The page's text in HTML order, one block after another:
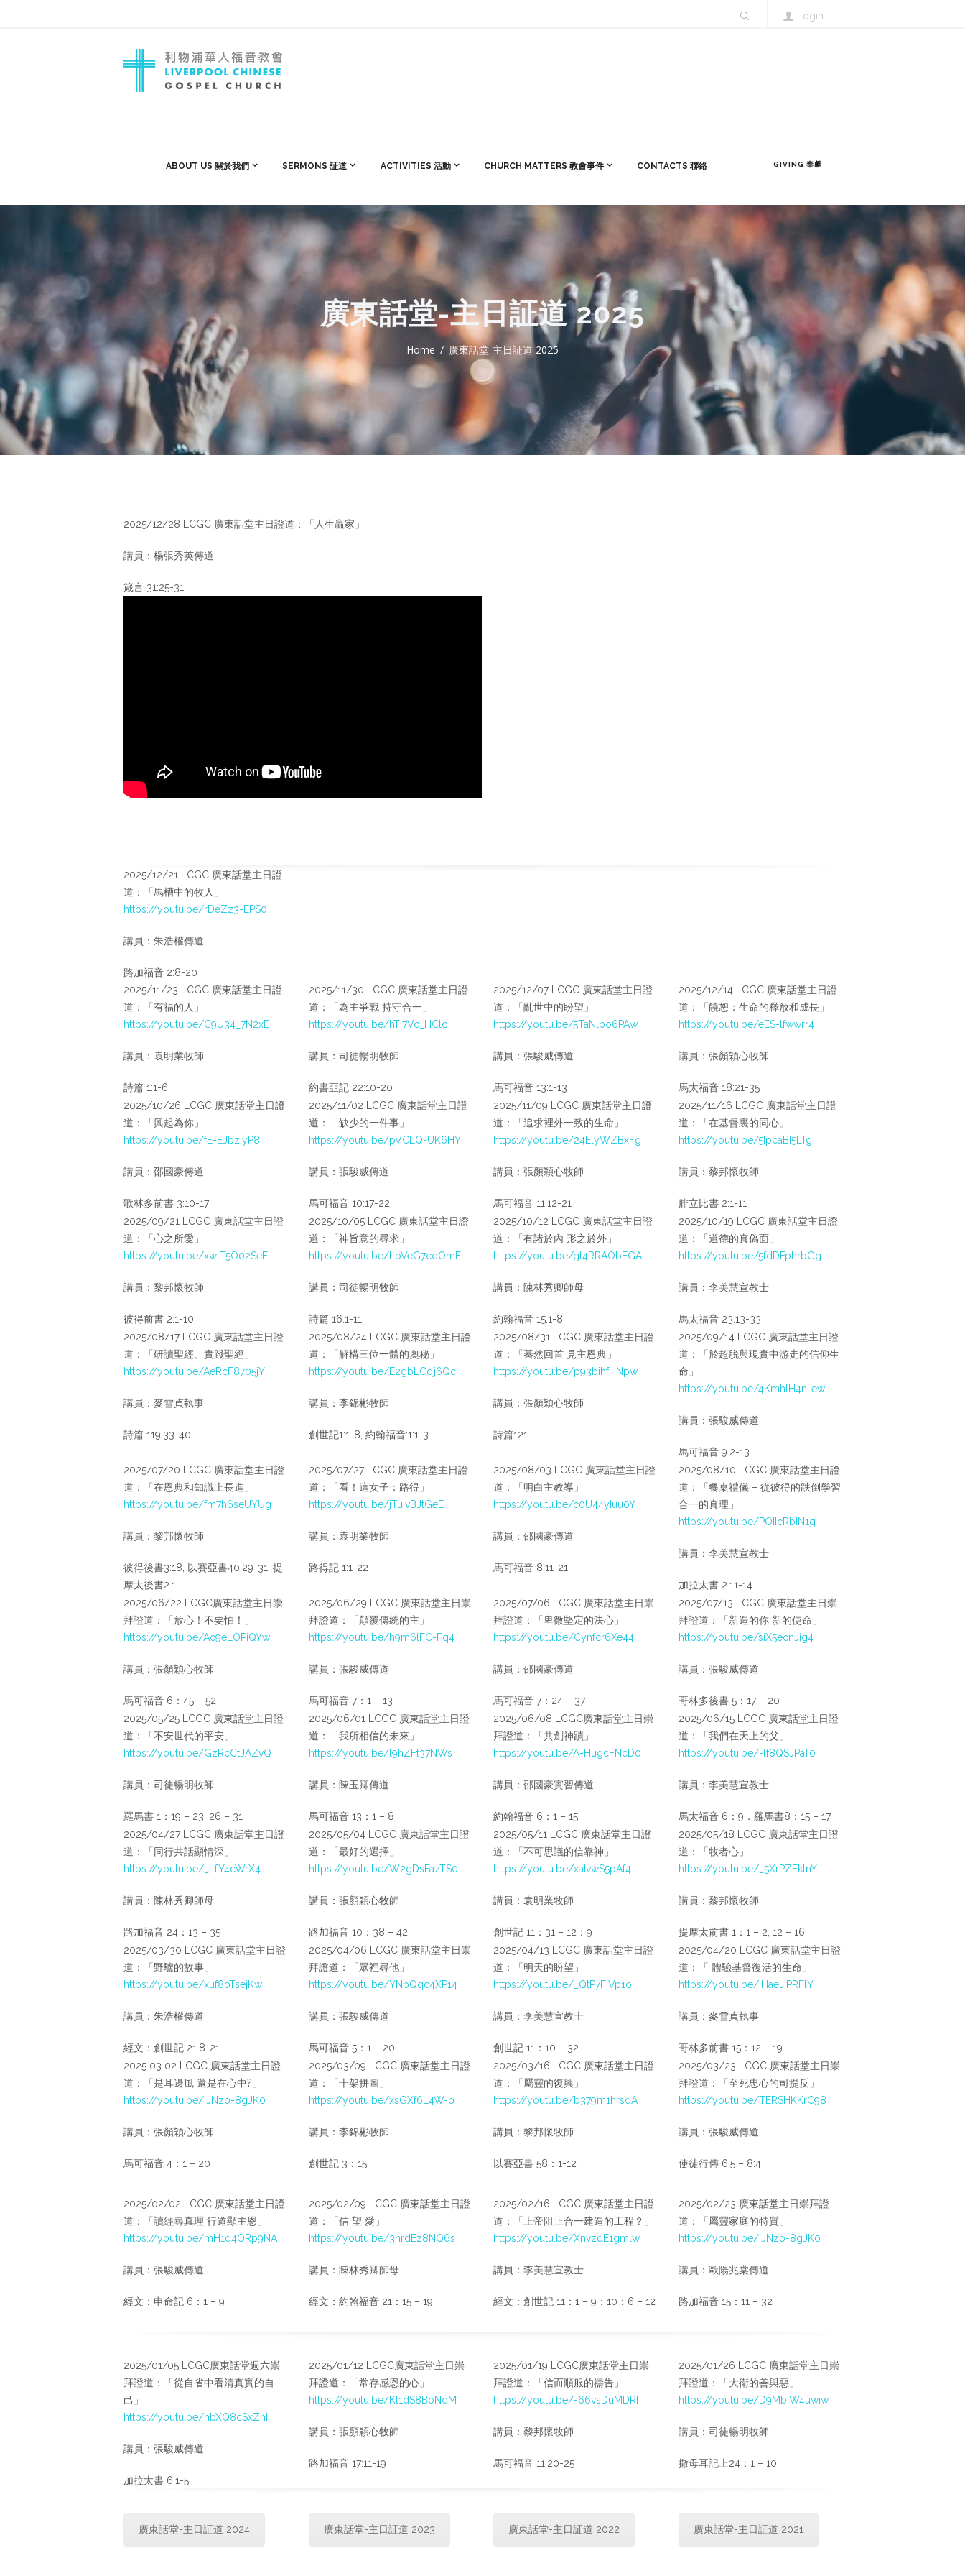
Login
ABOUT US 關於我們 SERMONS 証道 ACTIVITIES 活動 CHURCH MATTERS 教會事件 CONTACTS 聯絡 GIVING 奉獻
廣東話堂-主日証道 2025
Home 廣東話堂-主日証道 2025
2025/12/28 LCGC 廣東話堂主日證道：「人生贏家」
講員：楊張秀英傳道
箴言 31:25-31
2025/12/21 LCGC 廣東話堂主日證
道：「馬槽中的牧人」
https://youtu.be/rDeZz3-EPS0
講員：朱浩權傳道
路加福音 2:8-20
2025/11/23 LCGC 廣東話堂主日證
道：「有福的人」
https://youtu.be/C9U34_7N2xE
講員：袁明業牧師
詩篇 1:1-6
2025/11/30 LCGC 廣東話堂主日證
道：「為主爭戰 持守合一」
https://youtu.be/hTi7Vc_HClc
講員：司徒暢明牧師
約書亞記 22:10-20
2025/12/07 LCGC 廣東話堂主日證
道：「亂世中的盼望」
https://youtu.be/5TaNlbo6PAw
講員：張駿威傳道
馬可福音 13:1-13
2025/12/14 LCGC 廣東話堂主日證
道：「饒恕：生命的釋放和成長」
https://youtu.be/eES-lfwwrr4
講員：張顏穎心牧師
馬太福音 18:21-35
2025/10/26 LCGC 廣東話堂主日證
道：「興起為你」
https://youtu.be/fE-EJbzIyP8
講員：邵國豪傳道
歌林多前書 3:10-17
2025/11/02 LCGC 廣東話堂主日證
道：「缺少的一件事」
https://youtu.be/pVCLQ-UK6HY
講員：張駿威傳道
馬可福音 10:17-22
2025/11/09 LCGC 廣東話堂主日證
道：「追求裡外一致的生命」
https://youtu.be/24ElyWZBxFg
講員：張顏穎心牧師
馬可福音 11:12-21
2025/11/16 LCGC 廣東話堂主日證
道：「在基督裏的同心」
https://youtu.be/5IpcaBI5LTg
講員：黎邦懷牧師
腓立比書 2:1-11
2025/09/21 LCGC 廣東話堂主日證
道：「心之所愛」
https://youtu.be/xwlT5O02SeE
講員：黎邦懷牧師
彼得前書 2:1-10
2025/10/05 LCGC 廣東話堂主日證
道：「神旨意的尋求」
https://youtu.be/LbVeG7cqOmE
講員：司徒暢明牧師
詩篇 16:1-11
2025/10/12 LCGC 廣東話堂主日證
道：「有諸於內 形之於外」
https://youtu.be/gt4RRAObEGA
講員：陳林秀卿師母
約翰福音 15:1-8
2025/10/19 LCGC 廣東話堂主日證
道：「道德的真偽面」
https://youtu.be/5fdDFphrbGg
講員：李美慧宣教士
馬太福音 23:13-33
2025/08/17 LCGC 廣東話堂主日證
道：「研讀聖經、實踐聖經」
https://youtu.be/AeRcF8705jY
講員：麥雪貞執事
詩篇 119:33-40
2025/08/24 LCGC 廣東話堂主日證
道：「解構三位一體的奧秘」
https://youtu.be/E2gbLCqj6Qc
講員：李錦彬牧師
創世記1:1-8, 約翰福音:1:1-3
2025/08/31 LCGC 廣東話堂主日證
道：「驀然回首 見主恩典」
https://youtu.be/p93bihfHNpw
講員：張顏穎心牧師
詩篇121
2025/09/14 LCGC 廣東話堂主日證
道：「於超脱與現實中游走的信仰生
命」
https://youtu.be/4KmhlH4n-ew
講員：張駿威傳道
馬可福音 9:2-13
2025/07/20 LCGC 廣東話堂主日證
道：「在恩典和知識上長進」
https://youtu.be/fm7h6seUYUg
講員：黎邦懷牧師
彼得後書3:18, 以賽亞書40:29-31, 提
摩太後書2:1
2025/07/27 LCGC 廣東話堂主日證
道：「看！這女子：路得」
https://youtu.be/jTuivBJtGeE
講員：袁明業牧師
路得記 1:1-22
2025/08/03 LCGC 廣東話堂主日證
道：「明白主教導」
https://youtu.be/c0U44yIuu0Y
講員：邵國豪傳道
馬可福音 8:11-21
2025/08/10 LCGC 廣東話堂主日證
道：「餐桌禮儀 – 從彼得的跌倒學習
合一的真理」
https://youtu.be/POIIcRbIN1g
講員：李美慧宣教士
加拉太書 2:11-14
2025/06/22 LCGC廣東話堂主日崇
拜證道：「放心！不要怕！」
https://youtu.be/Ac9eLOPiQYw
講員：張顏穎心牧師
馬可福音 6：45 – 52
2025/06/29 LCGC 廣東話堂主日崇
拜證道：「顛覆傳統的主」
https://youtu.be/h9m6lFC-Fq4
講員：張駿威傳道
馬可福音 7：1 – 13
2025/07/06 LCGC 廣東話堂主日崇
拜證道：「卑微堅定的決心」
https://youtu.be/Cynfcr6Xe44
講員：邵國豪傳道
馬可福音 7：24 – 37
2025/07/13 LCGC 廣東話堂主日崇
拜證道：「新造的你 新的使命」
https://youtu.be/siX5ecnJig4
講員：張駿威傳道
哥林多後書 5：17 – 20
2025/05/25 LCGC 廣東話堂主日證
道：「不安世代的平安」
https://youtu.be/GzRcCtJAZvQ
講員：司徒暢明牧師
羅馬書 1：19 – 23, 26 – 31
2025/06/01 LCGC 廣東話堂主日證
道：「我所相信的未來」
https://youtu.be/l9hZFt37NWs
講員：陳玉卿傳道
馬可福音 13：1 – 8
2025/06/08 LCGC廣東話堂主日崇
拜證道：「共創神蹟」
https://youtu.be/A-HugcFNcD0
講員：邵國豪實習傳道
約翰福音 6：1 – 15
2025/06/15 LCGC 廣東話堂主日證
道：「我們在天上的父」
https://youtu.be/-lf8QSJPaT0
講員：李美慧宣教士
馬太福音 6：9．羅馬書8：15 – 17
2025/04/27 LCGC 廣東話堂主日證
道：「同行共話顯情深」
https://youtu.be/_llfY4cWrX4
講員：陳林秀卿師母
路加福音 24：13 – 35
2025/05/04 LCGC 廣東話堂主日證
道：「最好的選擇」
https://youtu.be/W2gDsFazTS0
講員：張顏穎心牧師
路加福音 10：38 – 42
2025/05/11 LCGC 廣東話堂主日證
道：「不可思議的信靠神」
https://youtu.be/xaIvwS5pAf4
講員：袁明業牧師
創世記 11：31 – 12：9
2025/05/18 LCGC 廣東話堂主日證
道：「牧者心」
https://youtu.be/_5XrPZEklnY
講員：黎邦懷牧師
提摩太前書 1：1 – 2, 12 – 16
2025/03/30 LCGC 廣東話堂主日證
道：「野驢的故事」
https://youtu.be/xuf8oTsejKw
講員：朱浩權傳道
經文：創世記 21:8-21
2025/04/06 LCGC 廣東話堂主日崇
拜證道：「眾裡尋他」
https://youtu.be/YNpQqc4XP14
講員：張駿威傳道
馬可福音 5：1 – 20
2025/04/13 LCGC 廣東話堂主日證
道：「明天的盼望」
https://youtu.be/_QtP7FjVp1o
講員：李美慧宣教士
創世記 11：10 – 32
2025/04/20 LCGC 廣東話堂主日證
道：「 體驗基督復活的生命」
https://youtu.be/IHaeJIPRFlY
講員：麥雪貞執事
哥林多前書 15：12 – 19
2025 03 02 LCGC 廣東話堂主日證
道：「是耳邊風 還是在心中?」
https://youtu.be/iJNzo-8gJK0
講員：張顏穎心牧師
馬可福音 4：1 – 20
2025/03/09 LCGC 廣東話堂主日證
道：「十架拼圖」
https://youtu.be/xsGXf6L4W-o
講員：李錦彬牧師
創世記 3：15
2025/03/16 LCGC 廣東話堂主日證
道：「屬靈的復興」
https://youtu.be/b379m1hrsdA
講員：黎邦懷牧師
以賽亞書 58：1-12
2025/03/23 LCGC 廣東話堂主日崇
拜證道：「至死忠心的司提反」
https://youtu.be/TERSHKKrC98
講員：張駿威傳道
使徒行傳 6:5 – 8:4
2025/02/02 LCGC 廣東話堂主日證
道：「讀經尋真理 行道顯主恩」
https://youtu.be/mH1d4ORp9NA
講員：張駿威傳道
經文：申命記 6：1 – 9
2025/02/09 LCGC 廣東話堂主日證
道：「信 望 愛」
https://youtu.be/3nrdEz8NQ6s
講員：陳林秀卿師母
經文：約翰福音 21：15 – 19
2025/02/16 LCGC 廣東話堂主日證
道：「上帝阻止合一建造的工程？」
https://youtu.be/XnvzdE1gmlw
講員：李美慧宣教士
經文：創世記 11：1 – 9；10：6 – 12
2025/02/23 廣東話堂主日崇拜證
道：「屬靈家庭的特質」
https://youtu.be/iJNzo-8gJK0
講員：歐陽兆棠傳道
路加福音 15：11 – 32
2025/01/05 LCGC廣東話堂週六崇
拜證道：「從自省中看清真實的自
己」
https://youtu.be/hbXQ8cSxZnI
講員：張駿威傳道
加拉太書 6:1-5
2025/01/12 LCGC廣東話堂主日崇
拜證道：「常存感恩的心」
https://youtu.be/Kl1dS8BoNdM
講員：張顏穎心牧師
路加福音 17:11-19
2025/01/19 LCGC廣東話堂主日崇
拜證道：「信而順服的禱告」
https://youtu.be/-66vsDuMDRI
講員：黎邦懷牧師
馬可福音 11:20-25
2025/01/26 LCGC 廣東話堂主日崇
拜證道：「大衛的善與惡」
https://youtu.be/D9MbiW4uwiw
講員：司徒暢明牧師
撒母耳記上24：1 – 10
廣東話堂-主日証道 2024 廣東話堂-主日証道 2023 廣東話堂-主日証道 2022 廣東話堂-主日証道 2021